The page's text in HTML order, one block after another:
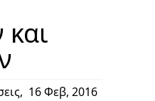
, 16 Φεβ, 2016